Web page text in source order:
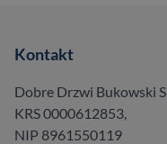
Kontakt
Dobre Drzwi Bukowski
KRS 0000612853,
NIP 8961550119